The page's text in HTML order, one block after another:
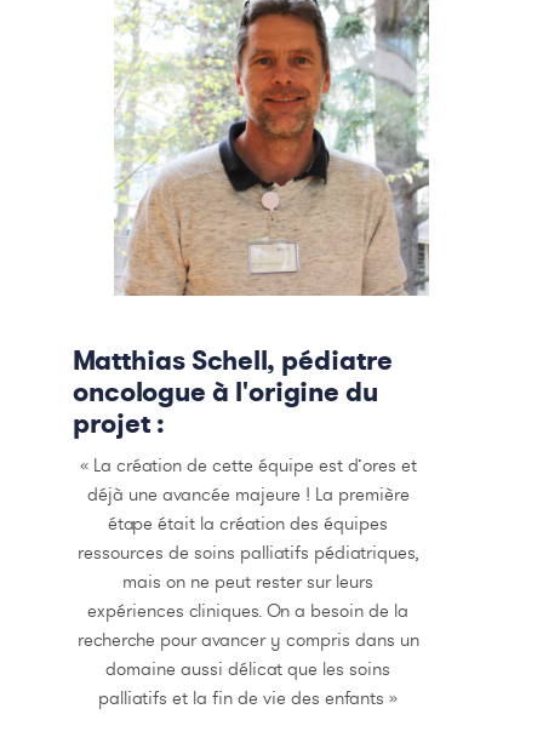
Matthias Schell, pédiatre
oncologue à l'origine du
projet :
« La création de cette équipe est d’ores et
déjà une avancée majeure ! La première
étape était la création des équipes
ressources de soins palliatifs pédiatriques,
mais on ne peut rester sur leurs
expériences cliniques. On a besoin de la
recherche pour avancer y compris dans un
domaine aussi délicat que les soins
palliatifs et la fin de vie des enfants »